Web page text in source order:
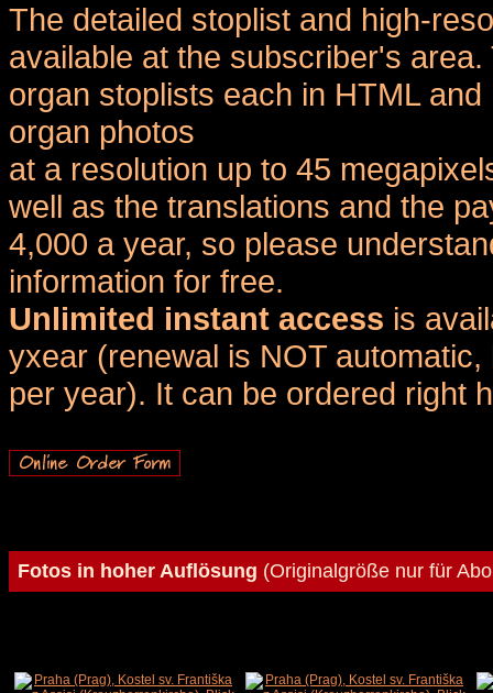
The detailed stoplist and high-
available at the subscriber's
organ stoplists each in HTML
organ photos
at a resolution up to 45
well as the translations and the
4,000 a year, so please
information for free.
Unlimited instant access is
yxear (renewal is NOT
per year). It can be ordered right
Fotos in hoher Auflösung (Originalgröße nur für